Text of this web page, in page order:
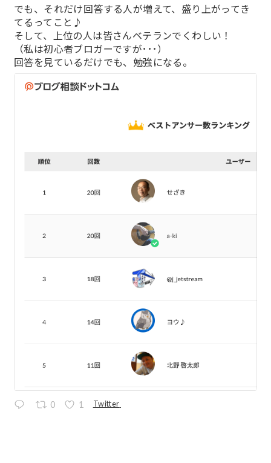
でも、それだけ回答する人が増えて、盛り上がってき
てるってこと♪
そして、上位の人は皆さんベテランでくわしい！
（私は初心者ブロガーですが･･･）
回答を見ているだけでも、勉強になる。
0 1 Twitter